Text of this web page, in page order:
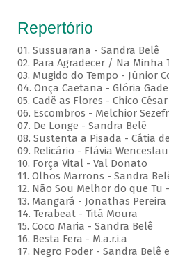
Repertório
01. Sussuarana - Sandra Belê
02. Para Agradecer / Na Minha
03. Mugido do Tempo - Júnior
04. Onça Caetana - Glória
05. Cadê as Flores - Chico
06. Escombros - Melchior
07. De Longe - Sandra Belê
08. Sustenta a Pisada - Cátia
09. Relicário - Flávia Wenceslau
10. Força Vital - Val Donato
11. Olhos Marrons - Sandra
12. Não Sou Melhor do que Tu
13. Mangará - Jonathas Pereira
14. Terabeat - Titá Moura
15. Coco Maria - Sandra Belê
16. Besta Fera - M.a.r.i.a
17. Negro Poder - Sandra Belê